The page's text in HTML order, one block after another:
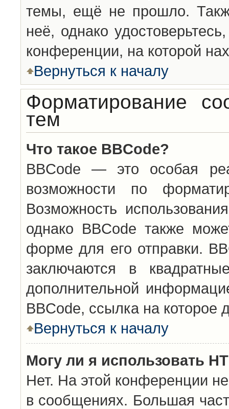
темы, ещё не прошло.
неё, однако
конференции, на которой
Вернуться к началу
Форматирование
тем
Что такое BBCode?
BBCode — это особая
возможности по
Возможность
однако BBCode также
форме для его отправки.
заключаются в
дополнительной
BBCode, ссылка на
Вернуться к началу
Могу ли я использовать
Нет. На этой конференции
в сообщениях. Большая